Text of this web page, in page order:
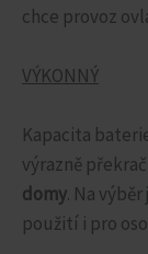
chce provoz
VÝKONNÝ
Kapacita
výrazně
domy. Na výběr
použití i pro